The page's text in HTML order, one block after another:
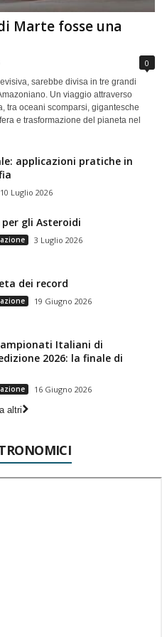
Marte fosse una
0
sarebbe divisa in tre grandi
Un viaggio attraverso
tra oceani scomparsi, gigantesche
e trasformazione del pianeta nel
applicazioni pratiche in
10 Luglio 2026
gli Asteroidi
3 Luglio 2026
dei record
19 Giugno 2026
Italiani di
2026: la finale di
16 Giugno 2026
altri